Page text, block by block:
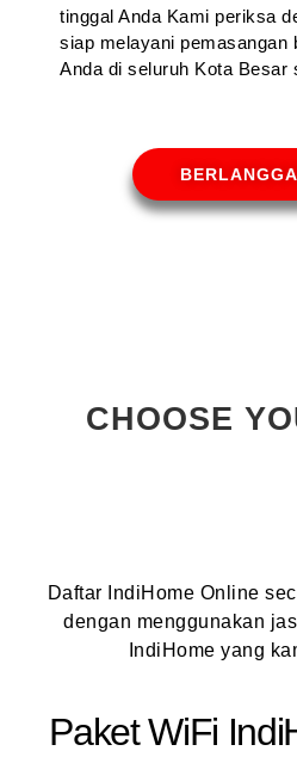
tinggal Anda Kami periksa
siap melayani pemasangan
Anda di seluruh Kota Besar
CHOOSE
Daftar IndiHome Online
dengan menggunakan
IndiHome yang
Paket WiFi